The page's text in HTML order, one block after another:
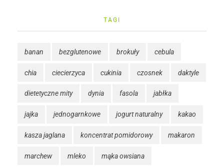
TAGI
banan bezglutenowe brokuły cebula
chia ciecierzyca cukinia czosnek daktyle
dietetyczne mity dynia fasola jabłka
jajka jednogarnkowe jogurt naturalny kakao
kasza jaglana koncentrat pomidorowy makaron
marchew mleko mąka owsiana